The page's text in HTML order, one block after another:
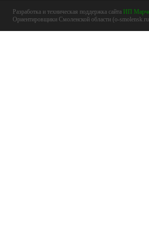
Разработка и техническая поддержка сайта ИП
Ориентировщики Смоленской области (o-